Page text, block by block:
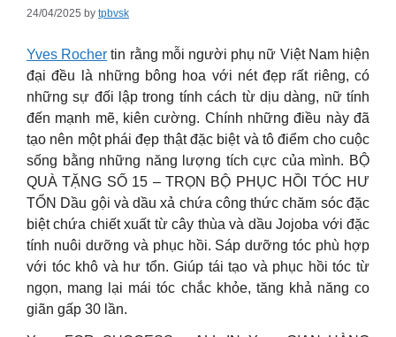
24/04/2025 by tpbvsk
Yves Rocher tin rằng mỗi người phụ nữ Việt Nam hiện
đại đều là những bông hoa với nét đẹp rất riêng, có
những sự đối lập trong tính cách từ dịu dàng, nữ tính
đến mạnh mẽ, kiên cường. Chính những điều này đã
tạo nên một phái đẹp thật đặc biệt và tô điểm cho cuộc
sống bằng những năng lượng tích cực của mình. BỘ
QUÀ TẶNG SỐ 15 – TRỌN BỘ PHỤC HỒI TÓC HƯ
TỔN Dầu gội và dầu xả chứa công thức chăm sóc đặc
biệt chứa chiết xuất từ cây thùa và dầu Jojoba với đặc
tính nuôi dưỡng và phục hồi. Sáp dưỡng tóc phù hợp
với tóc khô và hư tổn. Giúp tái tạo và phục hồi tóc từ
ngọn, mang lại mái tóc chắc khỏe, tăng khả năng co
giãn gấp 30 lần.